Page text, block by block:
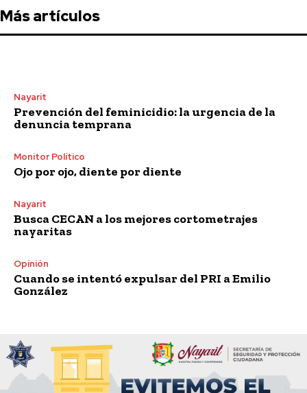
Más artículos
Nayarit
Prevención del feminicidio: la urgencia de la
denuncia temprana
Monitor Político
Ojo por ojo, diente por diente
Nayarit
Busca CECAN a los mejores cortometrajes
nayaritas
Opinión
Cuando se intentó expulsar del PRI a Emilio
González